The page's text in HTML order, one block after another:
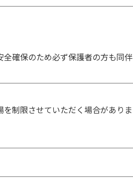
確保のため必ず保護者の方も同伴
制限させていただく場合がありま